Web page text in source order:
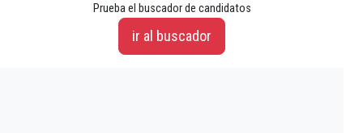
Prueba el buscador de candidatos
ir al buscador